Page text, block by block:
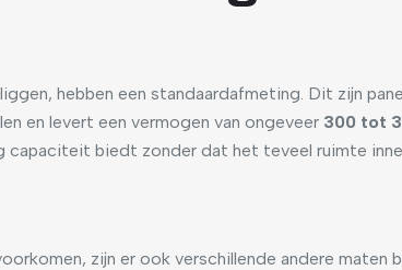
hebben een standaardafmeting. Dit zijn
en levert een vermogen van ongeveer 300 tot
biedt zonder dat het teveel ruimte
zijn er ook verschillende andere maten